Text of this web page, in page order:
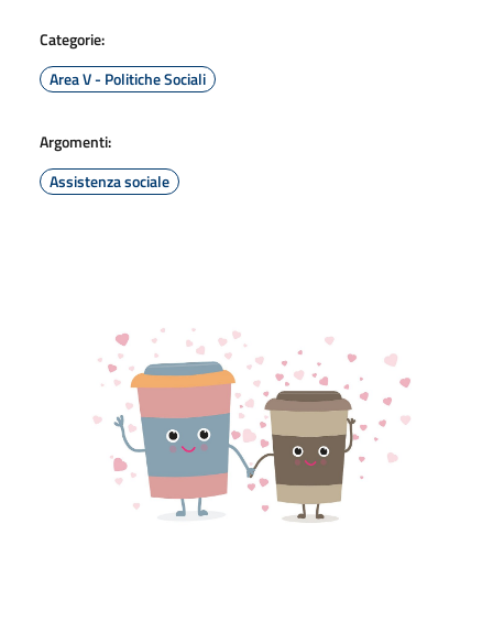
Categorie:
Area V - Politiche Sociali
Argomenti:
Assistenza sociale